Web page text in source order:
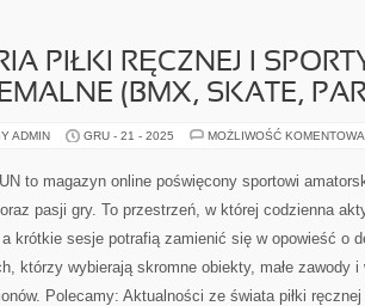
PIŁKI RĘCZNEJ I
(BMX, SKATE,
ADMIN GRU - 21 - 2025 MOŻLIWOŚĆ
to magazyn online poświęcony sportowi
pasji gry. To przestrzeń, w której codzienna
krótkie sesje potrafią zamienić się w opowieść o
którzy wybierają skromne obiekty, małe zawody
Polecamy: Aktualności ze świata piłki